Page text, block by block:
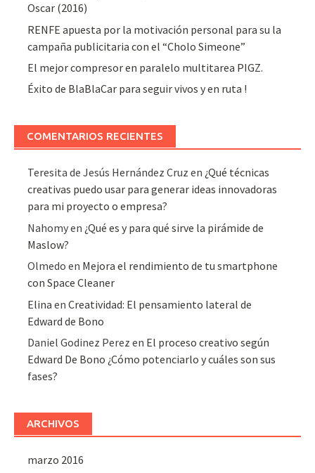
Oscar (2016)
RENFE apuesta por la motivación personal para su la
campaña publicitaria con el “Cholo Simeone”
El mejor compresor en paralelo multitarea PIGZ.
Éxito de BlaBlaCar para seguir vivos y en ruta !
COMENTARIOS RECIENTES
Teresita de Jesús Hernández Cruz en ¿Qué técnicas
creativas puedo usar para generar ideas innovadoras
para mi proyecto o empresa?
Nahomyen ¿Qué es y para qué sirve la pirámide de
Maslow?
Olmedo en Mejora el rendimiento de tu smartphone
con Space Cleaner
Elina enCreatividad: El pensamiento lateral de
Edward de Bono
Daniel Godinez Perez en El proceso creativo según
Edward De Bono ¿Cómo potenciarlo y cuáles son sus
fases?
ARCHIVOS
marzo 2016